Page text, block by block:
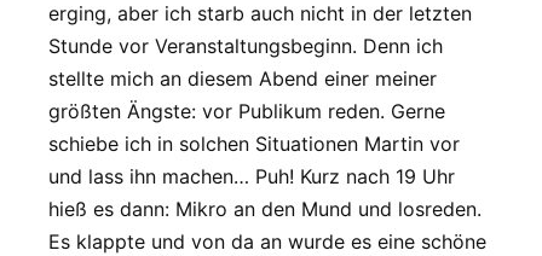
erging, aber ich starb auch nicht in der letzten
Stunde vor Veranstaltungsbeginn. Denn ich
stellte mich an diesem Abend einer meiner
größten Ängste: vor Publikum reden. Gerne
schiebe ich in solchen Situationen Martin vor
und lass ihn machen… Puh! Kurz nach 19 Uhr
hieß es dann: Mikro an den Mund und losreden.
Es klappte und von da an wurde es eine schöne